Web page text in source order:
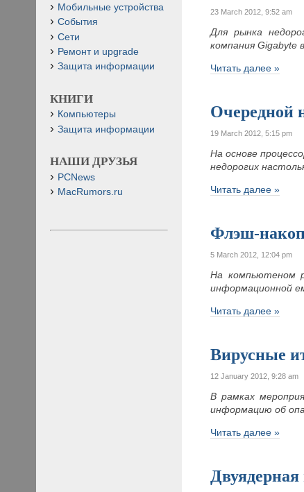
23 March 2012, 9:52 am
Для рынка
компания Gigabyte
Читать далее »
Очередной
19 March 2012, 5:15 pm
На основе
недорогих
Читать далее »
Флэш-
5 March 2012, 12:04 pm
На компьютеном
информационной
Читать далее »
Вирусные
12 January 2012, 9:28 am
В рамках
информацию об
Читать далее »
Мобильные устройства
События
Сети
Ремонт и upgrade
Защита информации
КНИГИ
Компьютеры
Защита информации
НАШИ ДРУЗЬЯ
PCNews
MacRumors.ru